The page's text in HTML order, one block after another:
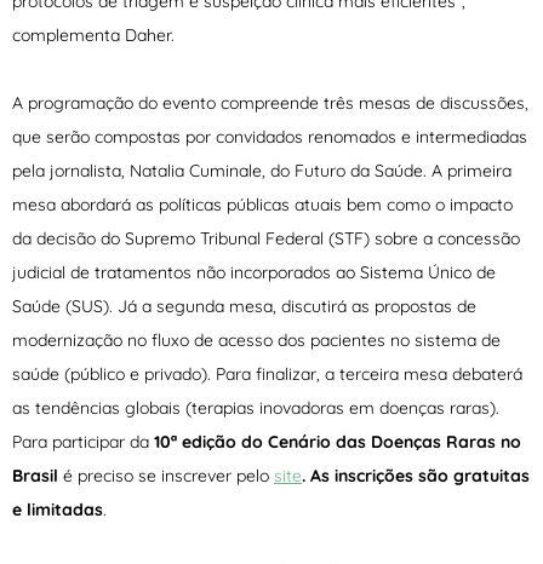
complementa Daher.
A programação do evento compreende três mesas de discussões,
que serão compostas por convidados renomados e intermediadas
pela jornalista, Natalia Cuminale, do Futuro da Saúde. A primeira
mesa abordará as políticas públicas atuais bem como o impacto
da decisão do Supremo Tribunal Federal (STF) sobre a concessão
judicial de tratamentos não incorporados ao Sistema Único de
Saúde (SUS). Já a segunda mesa, discutirá as propostas de
modernização no fluxo de acesso dos pacientes no sistema de
saúde (público e privado). Para finalizar, a terceira mesa debaterá
as tendências globais (terapias inovadoras em doenças raras).
Para participar da 10ª edição do Cenário das Doenças Raras no
Brasil é preciso se inscrever pelo site. As inscrições são gratuitas
e limitadas.